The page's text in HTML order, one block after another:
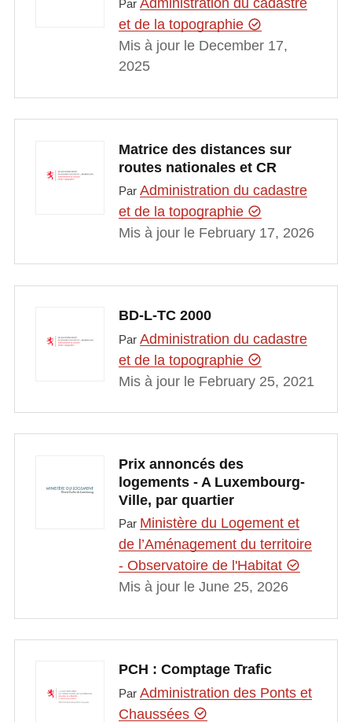
Par Administration du cadastre
et de la topographie
Mis à jour le December 17,
2025
Matrice des distances sur
routes nationales et CR
Par Administration du cadastre
et de la topographie
Mis à jour le February 17, 2026
BD-L-TC 2000
Par Administration du cadastre
et de la topographie
Mis à jour le February 25, 2021
Prix annoncés des
logements - A Luxembourg-
Ville, par quartier
Par Ministère du Logement et
de l’Aménagement du territoire
- Observatoire de l'Habitat
Mis à jour le June 25, 2026
PCH : Comptage Trafic
Par Administration des Ponts et
Chaussées